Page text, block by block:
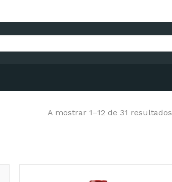
A mostrar 1–12 de 31 resultados